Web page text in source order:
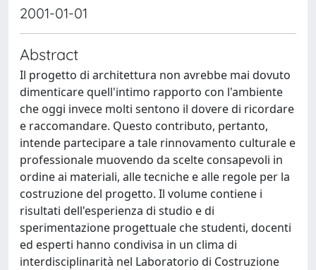
2001-01-01
Abstract
Il progetto di architettura non avrebbe mai dovuto
dimenticare quell'intimo rapporto con l'ambiente
che oggi invece molti sentono il dovere di ricordare
e raccomandare. Questo contributo, pertanto,
intende partecipare a tale rinnovamento culturale e
professionale muovendo da scelte consapevoli in
ordine ai materiali, alle tecniche e alle regole per la
costruzione del progetto. Il volume contiene i
risultati dell'esperienza di studio e di
sperimentazione progettuale che studenti, docenti
ed esperti hanno condivisa in un clima di
interdisciplinarità nel Laboratorio di Costruzione